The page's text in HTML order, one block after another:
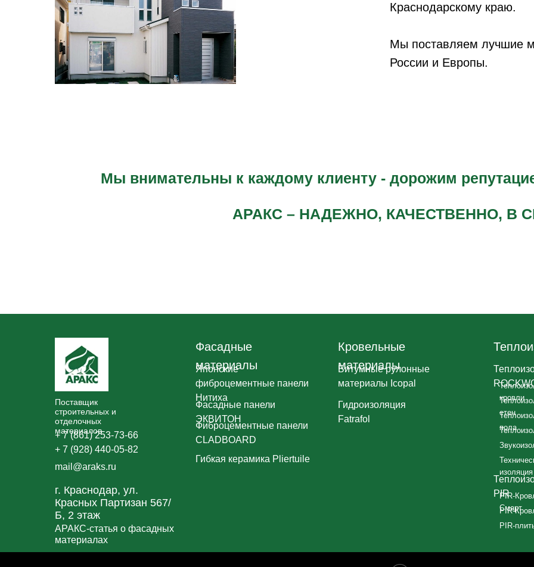
Мы внимательны к каждому клиенту - дорожим
АРАКС – НАДЕЖНО, КАЧЕСТВЕННО, В
Краснодарскому краю.
Мы поставляем лучшие
России и Европы.
PIR-
Смарт
PIR-
PIR-
PIR
кровли
стен
изоляция
пола
Фасадные
материалы
Японские
фиброцементные панели
Нитиха
Гибкая керамика Pliertuile
Фиброцементные панели
CLADBOARD
Фасадные панели
ЭКВИТОН
Гидроизоляция
Fatrafol
Битумные рулонные
материалы Icopal
Кровельные
материалы
Поставщик
строительных и
отделочных
материалов
mail@araks.ru
+ 7 (928) 440-05-82
+ 7 (861) 253-73-66
АРАКС-статья о фасадных
материалах
г. Краснодар, ул.
Красных Партизан 567/
Б, 2 этаж